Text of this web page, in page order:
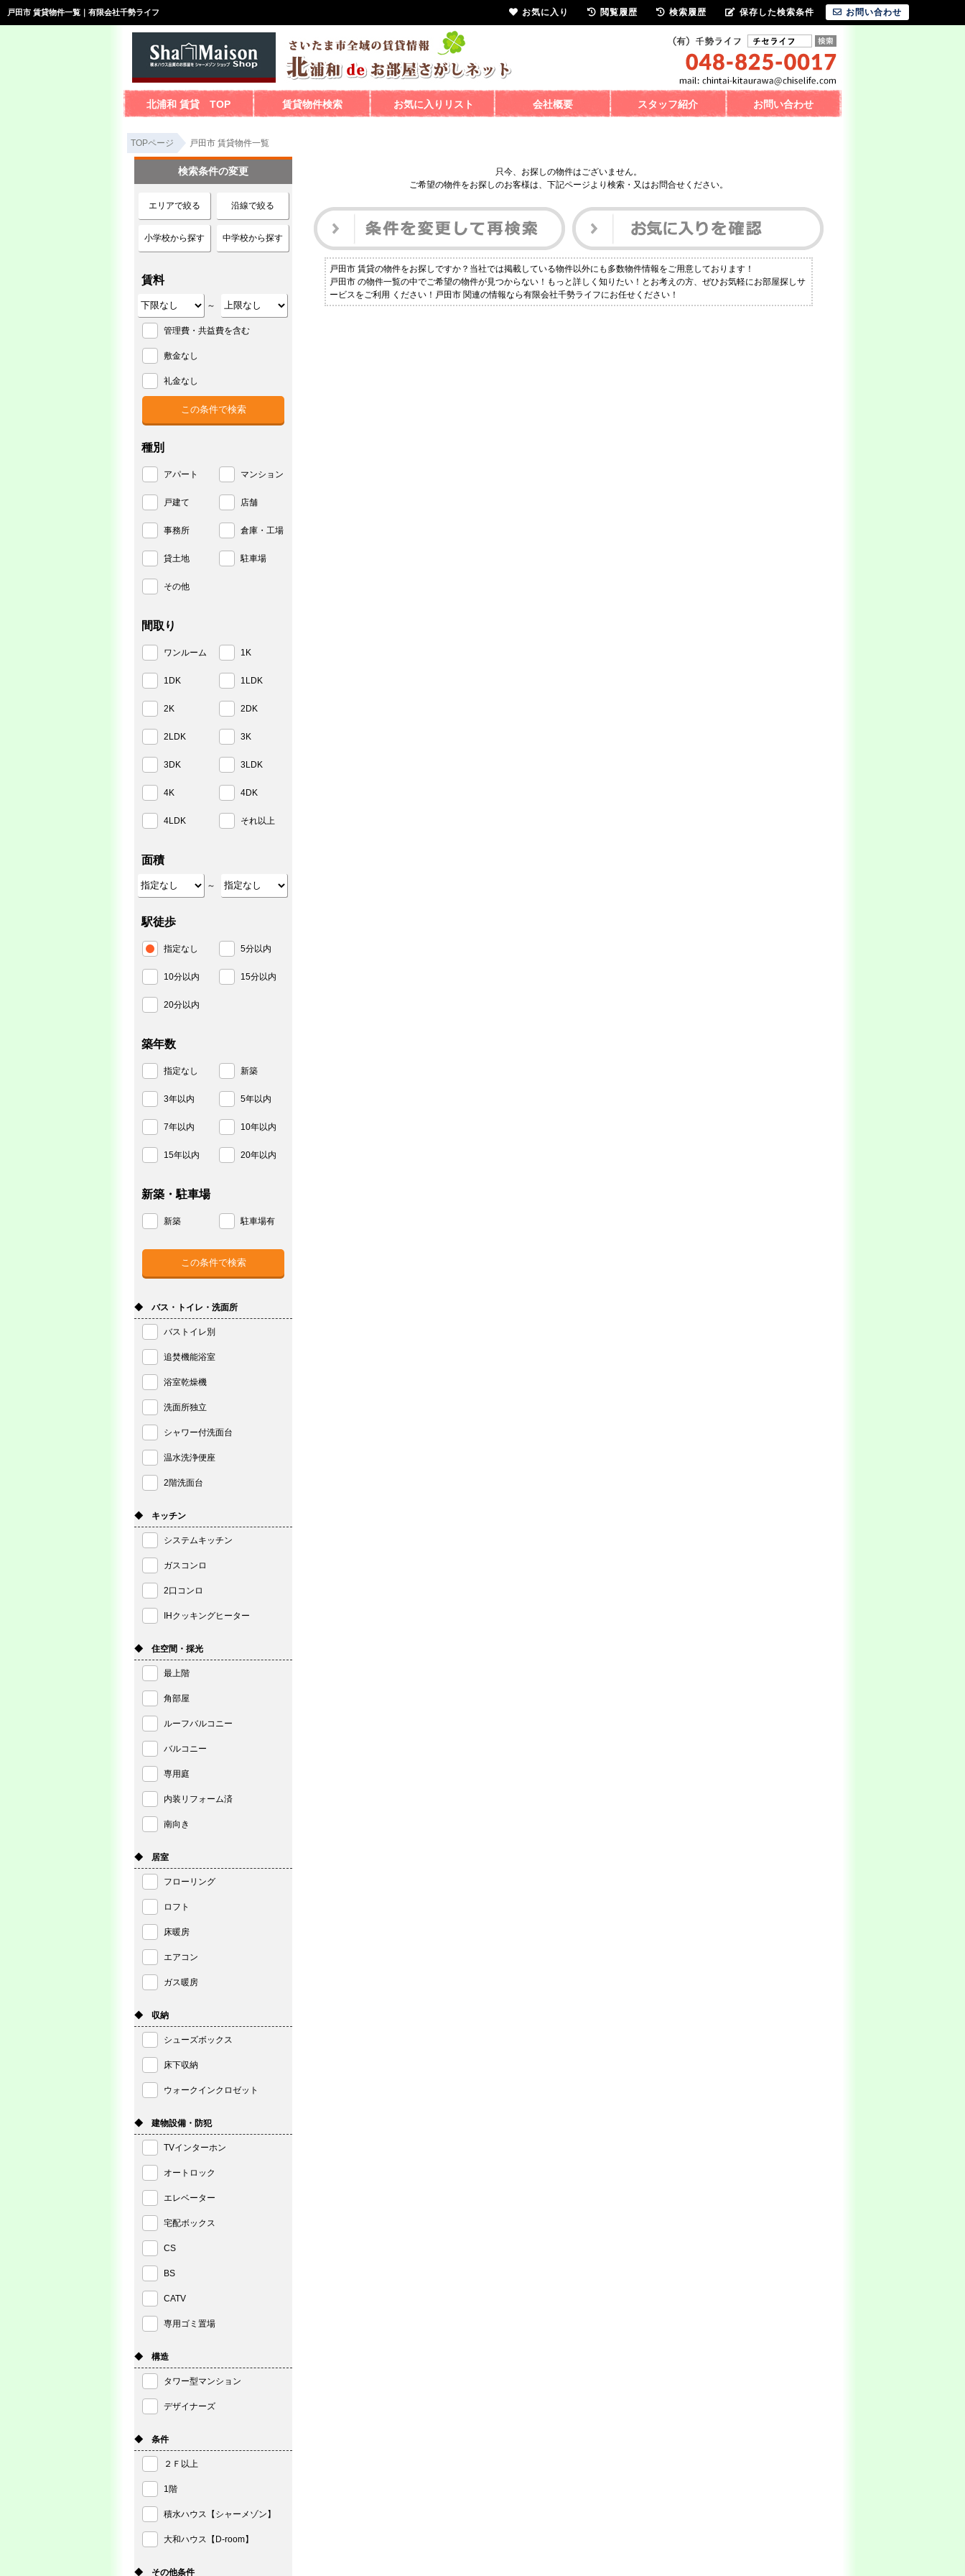
戸田市 賃貸物件一覧｜有限会社千勢ライフ
北浦和 賃貸 TOP 賃貸物件検索 お気に入りリスト 会社概要 スタッフ紹介 お問い合わせ
TOPページ 戸田市 賃貸物件一覧
只今、お探しの物件はございません。
ご希望の物件をお探しのお客様は、下記ページより検索・又はお問合せください。
戸田市 賃貸の物件をお探しですか？当社では掲載している物件以外にも多数物件情報をご用意しております！
戸田市 の物件一覧の中でご希望の物件が見つからない！もっと詳しく知りたい！とお考えの方、ぜひお気軽にお部屋探しサ
ービスをご利用 ください！戸田市 関連の情報なら有限会社千勢ライフにお任せください！
検索条件の変更
エリアで絞る 沿線で絞る
小学校から探す 中学校から探す
賃料
～
管理費・共益費を含む
敷金なし
礼金なし
種別
アパート マンション
戸建て 店舗
事務所 倉庫・工場
貸土地 駐車場
その他
間取り
ワンルーム 1K
1DK 1LDK
2K 2DK
2LDK 3K
3DK 3LDK
4K 4DK
4LDK それ以上
面積
～
駅徒歩
指定なし 5分以内
10分以内 15分以内
20分以内
築年数
指定なし 新築
3年以内 5年以内
7年以内 10年以内
15年以内 20年以内
新築・駐車場
新築 駐車場有
◆ バス・トイレ・洗面所
バストイレ別
追焚機能浴室
浴室乾燥機
洗面所独立
シャワー付洗面台
温水洗浄便座
2階洗面台
◆ キッチン
システムキッチン
ガスコンロ
2口コンロ
IHクッキングヒーター
◆ 住空間・採光
最上階
角部屋
ルーフバルコニー
バルコニー
専用庭
内装リフォーム済
南向き
◆ 居室
フローリング
ロフト
床暖房
エアコン
ガス暖房
◆ 収納
シューズボックス
床下収納
ウォークインクロゼット
◆ 建物設備・防犯
TVインターホン
オートロック
エレベーター
宅配ボックス
CS
BS
CATV
専用ゴミ置場
◆ 構造
タワー型マンション
デザイナーズ
◆ 条件
２Ｆ以上
1階
積水ハウス【シャーメゾン】
大和ハウス【D-room】
◆ その他条件
お気に入り 閲覧履歴 検索履歴 保存した検索条件 お問い合わせ